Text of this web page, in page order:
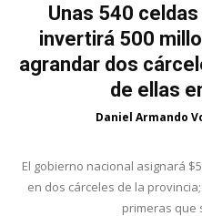
Unas 540
invertirá 500
agrandar dos
de ellas
Daniel Armando
El gobierno nacional asignará
en dos cárceles de la
primeras que